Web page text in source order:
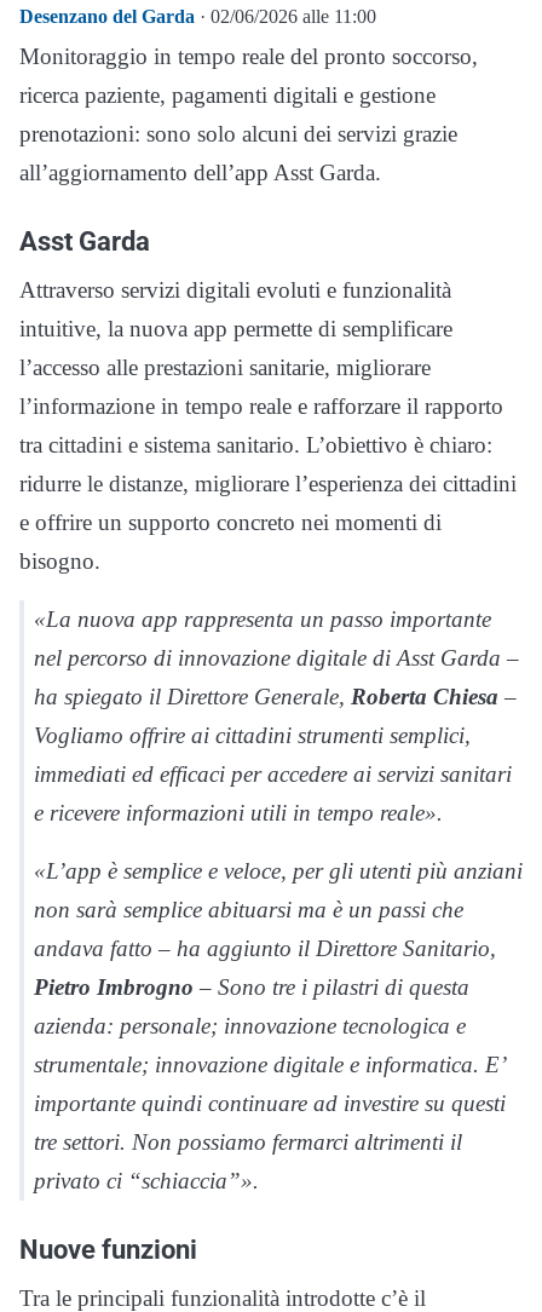
Desenzano del Garda · 02/06/2026 alle 11:00
Monitoraggio in tempo reale del pronto soccorso,
ricerca paziente, pagamenti digitali e gestione
prenotazioni: sono solo alcuni dei servizi grazie
all’aggiornamento dell’app Asst Garda.
Asst Garda
Attraverso servizi digitali evoluti e funzionalità
intuitive, la nuova app permette di semplificare
l’accesso alle prestazioni sanitarie, migliorare
l’informazione in tempo reale e rafforzare il rapporto
tra cittadini e sistema sanitario. L’obiettivo è chiaro:
ridurre le distanze, migliorare l’esperienza dei cittadini
e offrire un supporto concreto nei momenti di
bisogno.
«La nuova app rappresenta un passo importante
nel percorso di innovazione digitale di Asst Garda –
ha spiegato il Direttore Generale, Roberta Chiesa –
Vogliamo offrire ai cittadini strumenti semplici,
immediati ed efficaci per accedere ai servizi sanitari
e ricevere informazioni utili in tempo reale».
«L’app è semplice e veloce, per gli utenti più anziani
non sarà semplice abituarsi ma è un passi che
andava fatto – ha aggiunto il Direttore Sanitario,
Pietro Imbrogno – Sono tre i pilastri di questa
azienda: personale; innovazione tecnologica e
strumentale; innovazione digitale e informatica. E’
importante quindi continuare ad investire su questi
tre settori. Non possiamo fermarci altrimenti il
privato ci “schiaccia”».
Nuove funzioni
Tra le principali funzionalità introdotte c’è il